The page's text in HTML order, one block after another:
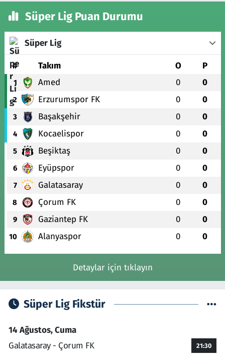
Süper Lig Puan Durumu
Süper Lig
# Takım O P
1 Amed 0 0
2 Erzurumspor FK 0 0
3 Başakşehir 0 0
4 Kocaelispor 0 0
5 Beşiktaş 0 0
6 Eyüpspor 0 0
7 Galatasaray 0 0
8 Çorum FK 0 0
9 Gaziantep FK 0 0
10 Alanyaspor 0 0
Detaylar için tıklayın
Süper Lig Fikstür
14 Ağustos, Cuma
Galatasaray - Çorum FK
21:30